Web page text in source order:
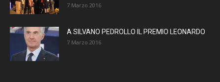
7 Marzo 2016
A SILVANO PEDROLLO IL PREMIO LEONARDO
7 Marzo 2016